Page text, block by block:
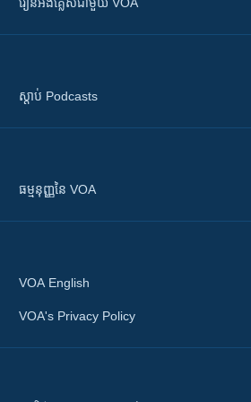
រៀន​​​​​​អង់គ្លេស​​ជាមួយ VOA
ស្តាប់ Podcasts
ធម្មនុញ្ញ​នៃ VOA
VOA English
VOA's Privacy Policy